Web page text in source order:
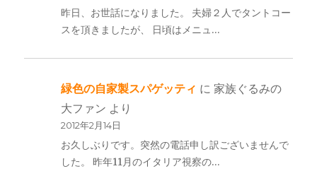
昨日、お世話になりました。 夫婦２人でタントコー
スを頂きましたが、 日頃はメニュ…
緑色の自家製スパゲッティ に 家族ぐるみの
大ファン より
2012年2月14日
お久しぶりです。突然の電話申し訳ございませんで
した。 昨年11月のイタリア視察の…